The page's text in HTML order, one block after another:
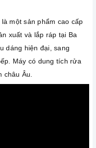
là một sản phẩm cao cấp
xuất và lắp ráp tại Ba
dáng hiện đại, sang
Máy có dung tích rửa
Âu.